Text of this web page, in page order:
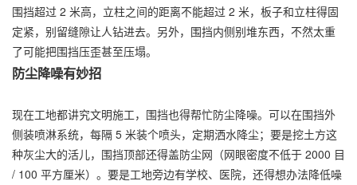
围挡超过 2 米高，立柱之间的距离不能超过 2 米，板子和立柱得固
定紧，别留缝隙让人钻进去。另外，围挡内侧别堆东西，不然太重
了可能把围挡压歪甚至压塌。
防尘降噪有妙招
现在工地都讲究文明施工，围挡也得帮忙防尘降噪。可以在围挡外
侧装喷淋系统，每隔 5 米装个喷头，定期洒水降尘；要是挖土方这
种灰尘大的活儿，围挡顶部还得盖防尘网（网眼密度不低于 2000 目
/ 100 平方厘米）。要是工地旁边有学校、医院，还得想办法降低噪